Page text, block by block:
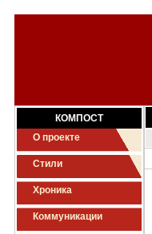
КОМПОСТ
О проекте
Стили
Хроника
Коммуникации